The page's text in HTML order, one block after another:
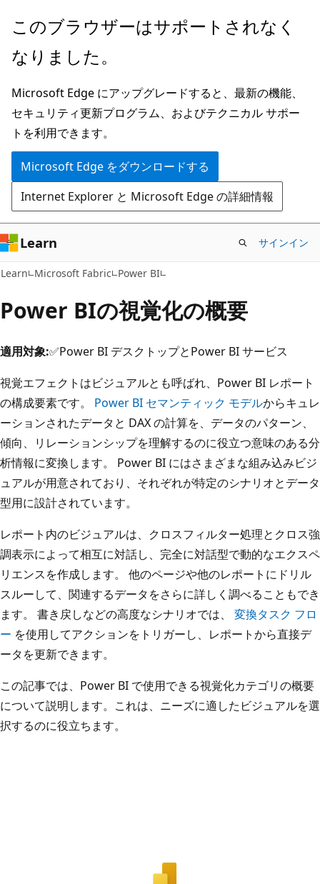
メ
ン
ン
テ
ン
ツ
に
ス
キ
ッ
プ
このブラウザーはサポートされなく
なりました。
Microsoft Edge にアップグレードすると、最新の機能、
セキュリティ更新プログラム、およびテクニカル サポー
トを利用できます。
Microsoft Edge をダウンロードする
Internet Explorer と Microsoft Edge の詳細情報
Learn サインイン
Learn Microsoft Fabric Power BI
Power BIの視覚化の概要
適用対象:✅Power BI デスクトップとPower BI サービス
視覚エフェクトはビジュアルとも呼ばれ、Power BI レポート
の構成要素です。 Power BI セマンティック モデルからキュレ
ーションされたデータと DAX の計算を、データのパターン、
傾向、リレーションシップを理解するのに役立つ意味のある分
析情報に変換します。 Power BI にはさまざまな組み込みビジ
ュアルが用意されており、それぞれが特定のシナリオとデータ
型用に設計されています。
レポート内のビジュアルは、クロスフィルター処理とクロス強
調表示によって相互に対話し、完全に対話型で動的なエクスペ
リエンスを作成します。 他のページや他のレポートにドリル
スルーして、関連するデータをさらに詳しく調べることもでき
ます。 書き戻しなどの高度なシナリオでは、 変換タスク フロ
ー を使用してアクションをトリガーし、レポートから直接デ
ータを更新できます。
この記事では、Power BI で使用できる視覚化カテゴリの概要
について説明します。これは、ニーズに適したビジュアルを選
択するのに役立ちます。